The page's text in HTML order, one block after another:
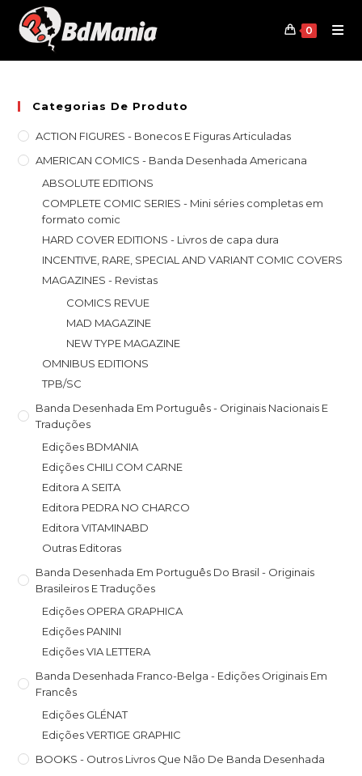
content
0
Categorias De Produto
ACTION FIGURES - Bonecos E Figuras Articuladas
AMERICAN COMICS - Banda Desenhada Americana
ABSOLUTE EDITIONS
COMPLETE COMIC SERIES - Mini séries completas em
formato comic
HARD COVER EDITIONS - Livros de capa dura
INCENTIVE, RARE, SPECIAL AND VARIANT COMIC COVERS
MAGAZINES - Revistas
COMICS REVUE
MAD MAGAZINE
NEW TYPE MAGAZINE
OMNIBUS EDITIONS
TPB/SC
Banda Desenhada Em Português - Originais Nacionais E
Traduções
Edições BDMANIA
Edições CHILI COM CARNE
Editora A SEITA
Editora PEDRA NO CHARCO
Editora VITAMINABD
Outras Editoras
Banda Desenhada Em Português Do Brasil - Originais
Brasileiros E Traduções
Edições OPERA GRAPHICA
Edições PANINI
Edições VIA LETTERA
Banda Desenhada Franco-Belga - Edições Originais Em
Francês
Edições GLÉNAT
Edições VERTIGE GRAPHIC
BOOKS - Outros Livros Que Não De Banda Desenhada